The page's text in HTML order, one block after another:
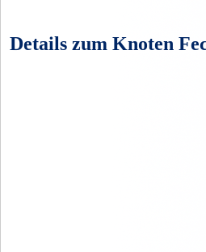
Details zum Knoten